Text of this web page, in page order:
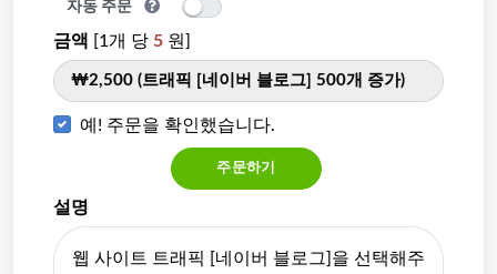
자동 주문
금액 [1개 당 5 원]
₩2,500 (트래픽 [네이버 블로그] 500개 증가)
예! 주문을 확인했습니다.
주문하기
설명
웹 사이트 트래픽 [네이버 블로그]을 선택해주